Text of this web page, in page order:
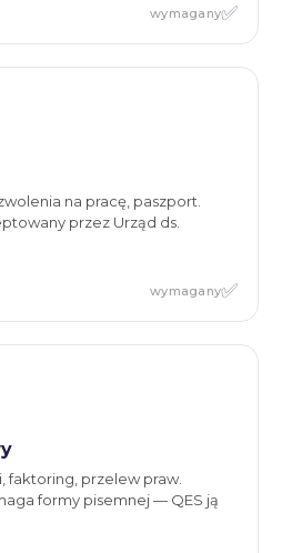
wymagany✅
wymagany✅
na pracę, paszport.
przez Urząd ds.
faktoring, przelew praw.
formy pisemnej — QES ją